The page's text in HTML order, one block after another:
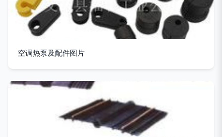
空调热泵及配件图片